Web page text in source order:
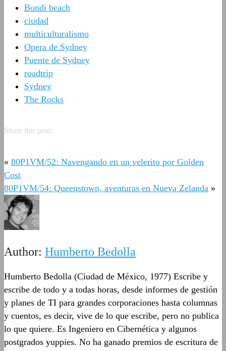
Bondi beach
ciudad
multiculturalismo
Opera de Sydney
Puente de Sydney
roadtrip
Sydney
The Rocks
Share this post:
« 80P1VM/52: Navengando en un velerito por Golden
Cost
80P1VM/54: Queenstown, aventuras en Nueva Zelanda »
Author: Humberto Bedolla
Humberto Bedolla (Ciudad de México, 1977) Escribe y
escribe de todo y a todas horas, desde informes de gestión
y planes de TI para grandes corporaciones hasta columnas
y cuentos, es decir, vive de lo que escribe, pero no publica
lo que quiere. Es Ingeniero en Cibernética y algunos
postgrados yuppies. No ha ganado premios de escritura de